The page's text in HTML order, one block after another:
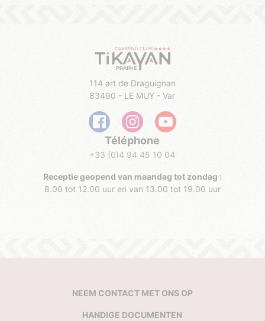
114 art de Draguignan
83490 - LE MUY - Var
Téléphone
+33 (0)4 94 45 10 04
Receptie geopend van maandag tot zondag :
8.00 tot 12.00 uur en van 13.00 tot 19.00 uur
NEEM CONTACT MET ONS OP
HANDIGE DOCUMENTEN